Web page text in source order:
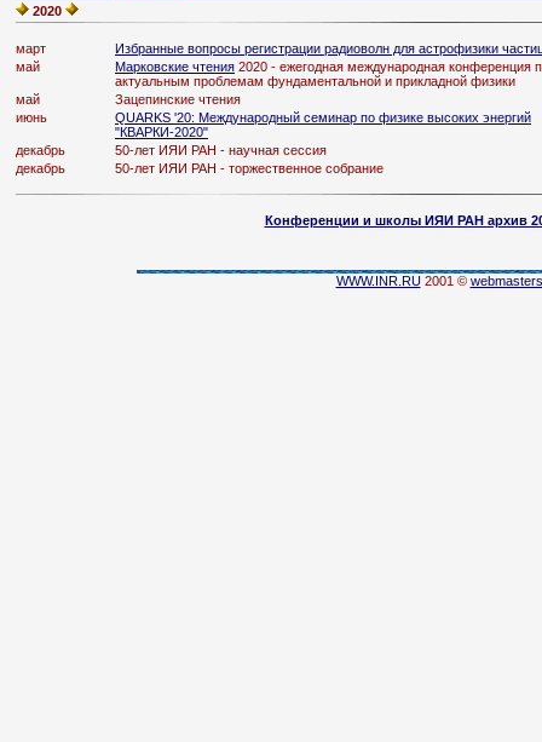
2020
март
Избранные вопросы регистрации радиоволн для астрофизики
май
Марковские чтения 2020 - ежегодная международная конференция
актуальным проблемам фундаментальной и прикладной физики
май
Зацепинские чтения
июнь
QUARKS '20: Международный семинар по физике высоких энергий
"КВАРКИ-2020"
декабрь
50-лет ИЯИ РАН - научная сессия
декабрь
50-лет ИЯИ РАН - торжественное собрание
Конференции и школы ИЯИ РАН архив
WWW.INR.RU 2001 © webmasters